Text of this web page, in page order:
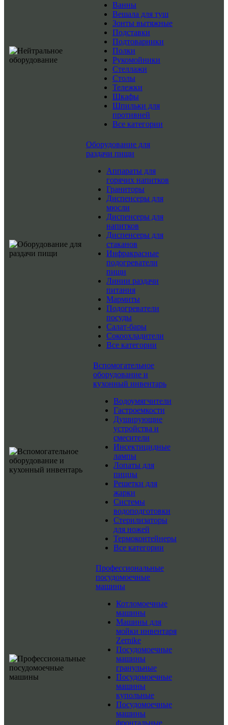
Ванны
Вешала для туш
Зонты вытяжные
Подставки
Подтоварники
Полки
Рукомойники
Стеллажи
Столы
Тележки
Шкафы
Шпильки для
противней
Все категории
Оборудование для
раздачи пищи
Аппараты для
горячих напитков
Граниторы
Диспенсеры для
мюсли
Диспенсеры для
напитков
Диспенсеры для
стаканов
Инфракрасные
подогреватели
пищи
Линии раздачи
питания
Мармиты
Подогреватели
посуды
Салат-бары
Сокоохладители
Все категории
Вспомогательное
оборудование и
кухонный инвентарь
Водоумягчители
Гастроемкости
Душирующие
устройства и
смесители
Инсектицидные
лампы
Лопаты для
пиццы
Решетки для
жарки
Системы
водоподготовки
Стерилизаторы
для ножей
Термоконтейнеры
Все категории
Профессиональные
посудомоечные
машины
Котломоечные
машины
Машины для
мойки инвентаря
Zernike
Посудомоечные
машины
гранульные
Посудомоечные
машины
купольные
Посудомоечные
машины
фронтальные